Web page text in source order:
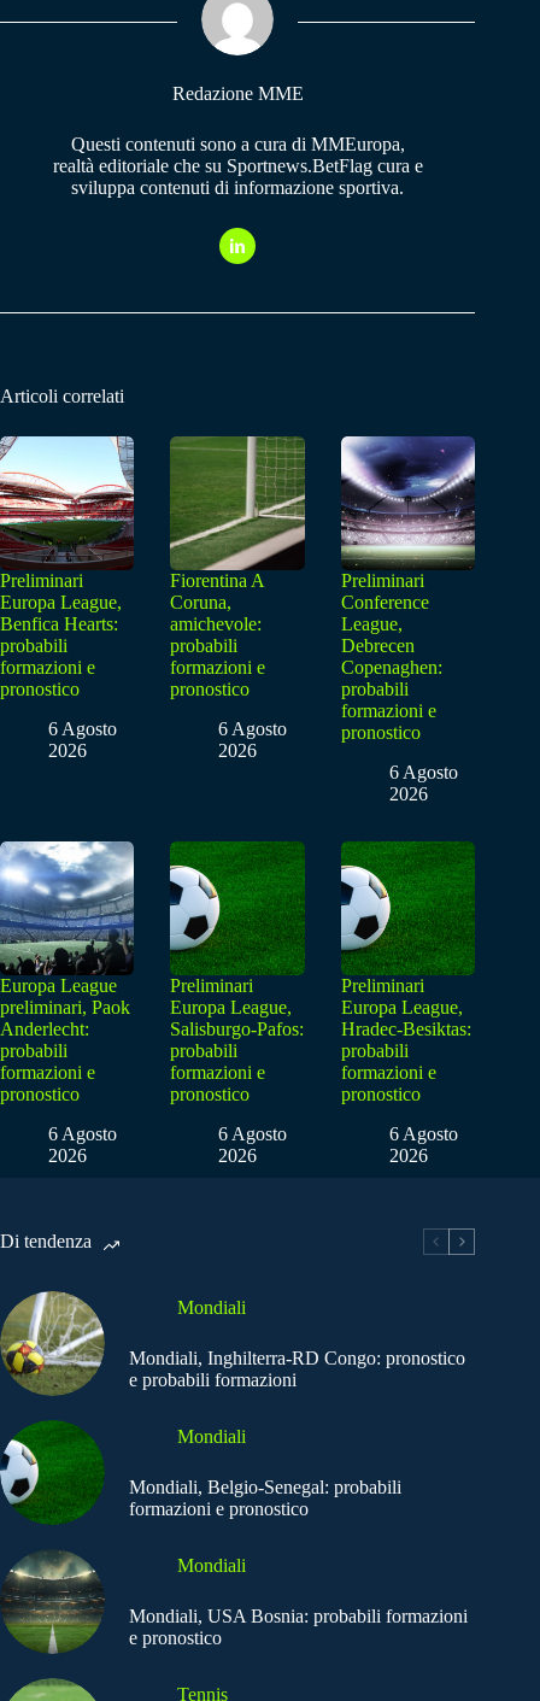
pp m
Redazione MME
Questi contenuti sono a cura di MMEuropa,
realtà editoriale che su Sportnews.BetFlag cura e
sviluppa contenuti di informazione sportiva.
Articoli correlati
Preliminari
Europa League,
Benfica Hearts:
probabili
formazioni e
pronostico
6 Agosto
2026
Fiorentina A
Coruna,
amichevole:
probabili
formazioni e
pronostico
6 Agosto
2026
Preliminari
Conference
League,
Debrecen
Copenaghen:
probabili
formazioni e
pronostico
6 Agosto
2026
Europa League
preliminari, Paok
Anderlecht:
probabili
formazioni e
pronostico
6 Agosto
2026
Preliminari
Europa League,
Salisburgo-Pafos:
probabili
formazioni e
pronostico
6 Agosto
2026
Preliminari
Europa League,
Hradec-Besiktas:
probabili
formazioni e
pronostico
6 Agosto
2026
Di tendenza
Mondiali
Mondiali, Inghilterra-RD Congo: pronostico
e probabili formazioni
Mondiali
Mondiali, Belgio-Senegal: probabili
formazioni e pronostico
Mondiali
Mondiali, USA Bosnia: probabili formazioni
e pronostico
Tennis